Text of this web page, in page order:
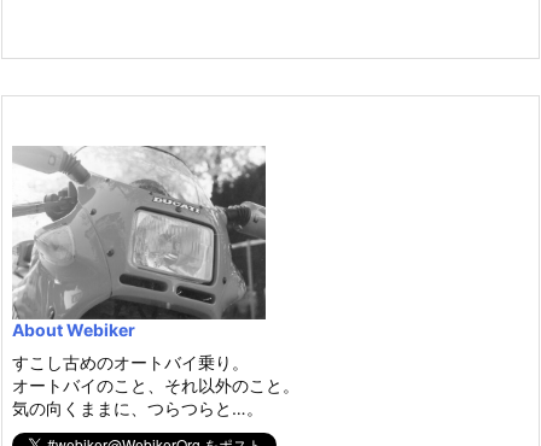
About Webiker
すこし古めのオートバイ乗り。
オートバイのこと、それ以外のこと。
気の向くままに、つらつらと…。